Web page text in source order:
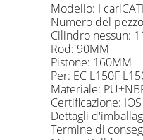
Modello: I
Numero del
Cilindro nessun:
Rod: 90MM
Pistone: 160MM
Per: EC L150F
Materiale:
Certificazione:
Dettagli
Termine di